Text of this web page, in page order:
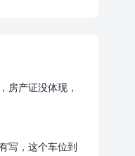
房产证没体现，
写，这个车位到